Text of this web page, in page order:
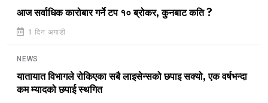
आज सर्वाधिक कारोबार गर्ने टप १० ब्रोकर, कुनबाट कति ?
1 दिन अगाडी
NEWS
यातायात विभागले रोकिएका सबै लाइसेन्सको छपाइ सक्यो, एक वर्षभन्दा
कम म्यादको छपाई स्थगित